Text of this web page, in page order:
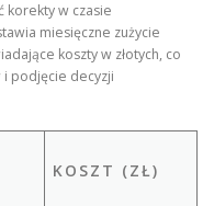
w czasie
miesięczne zużycie
koszty w złotych, co
podjęcie decyzji
KOSZT (ZŁ)